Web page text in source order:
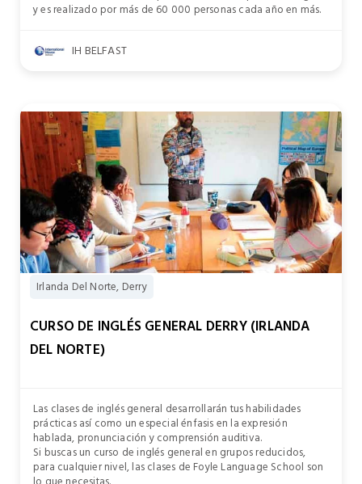
y es realizado por más de 60 000 personas cada año en más.
IH BELFAST
Irlanda Del Norte, Derry
CURSO DE INGLÉS GENERAL DERRY (IRLANDA
DEL NORTE)
Las clases de inglés general desarrollarán tus habilidades
prácticas así como un especial énfasis en la expresión
hablada, pronunciación y comprensión auditiva.
Si buscas un curso de inglés general en grupos reducidos,
para cualquier nivel, las clases de Foyle Language School son